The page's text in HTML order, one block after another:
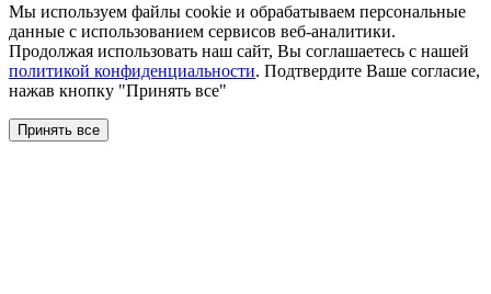
Мы используем файлы сookie и обрабатываем персональные
данные с использованием сервисов веб-аналитики.
Продолжая использовать наш сайт, Вы соглашаетесь с нашей
политикой конфиденциальности. Подтвердите Ваше согласие,
нажав кнопку "Принять все"
Принять все